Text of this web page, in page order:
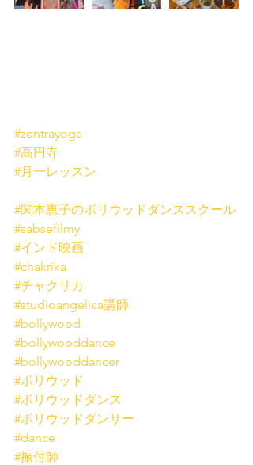
#zentrayoga
#高円寺
#月一レッスン
#関本恵子のボリウッドダンススクール
#sabsefilmy
#インド映画
#chakrika
#チャクリカ
#studioangelica講師
#bollywood
#bollywooddance
#bollywooddancer
#ボリウッド
#ボリウッドダンス
#ボリウッドダンサー
#dance
#振付師